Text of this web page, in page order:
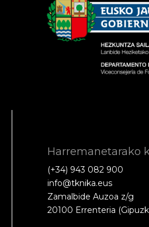
Harremanetarako
(+34) 943 082 900
info@tknika.eus
Zamalbide Auzoa z/g
20100 Errenteria